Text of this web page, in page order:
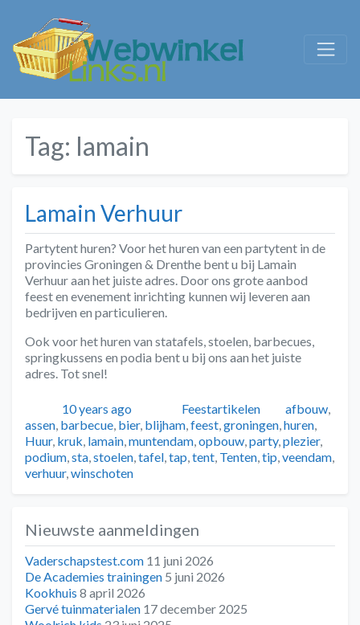
Tag: lamain
Lamain Verhuur
Partytent huren? Voor het huren van een partytent in de
provincies Groningen & Drenthe bent u bij Lamain
Verhuur aan het juiste adres. Door ons grote aanbod
feest en evenement inrichting kunnen wij leveren aan
bedrijven en particulieren.
Ook voor het huren van statafels, stoelen, barbecues,
springkussens en podia bent u bij ons aan het juiste
adres. Tot snel!
Geplaatst
10 years ago AuteurCategorieën
Feestartikelen Tags
afbouw
assen barbecue bier, blijham feest groningen huren
Huur, kruk lamain muntendam opbouw party, plezier,
podium sta stoelen tafel tap tent Tenten tip veendam
verhuur, winschoten
Nieuwste aanmeldingen
Vaderschapstest.com 11 juni 2026
De Academies trainingen 5 juni 2026
Kookhuis 8 april 2026
Gervé tuinmaterialen 17 december 2025